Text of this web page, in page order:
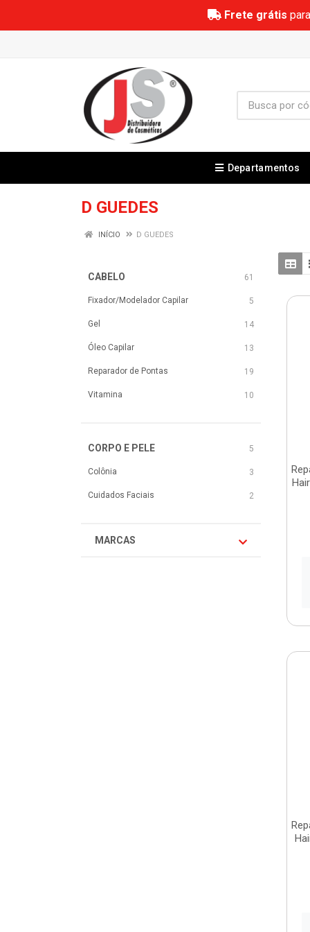
Frete grátis
Departamentos
D GUEDES
INÍCIO D GUEDES
CABELO 61
Fixador/Modelador Capilar 5
Gel 14
Óleo Capilar 13
Reparador de Pontas 19
Vitamina 10
CORPO E PELE 5
Colônia 3
Cuidados Faciais 2
MARCAS